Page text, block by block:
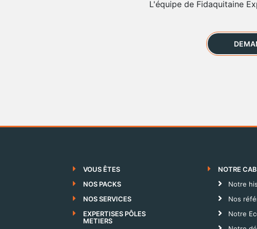
L'équipe de Fidaquitaine
VOUS ÊTES
NOS PACKS
NOS SERVICES
EXPERTISES PÔLES
METIERS
NOTRE
Notre
Nos
Notre